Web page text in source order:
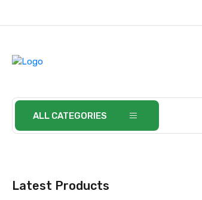
ALL CATEGORIES
Latest Products